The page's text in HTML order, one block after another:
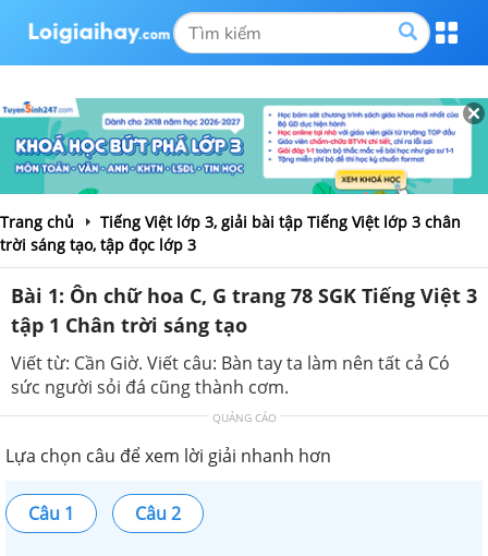
Trang chủ
Tiếng Việt lớp 3, giải bài tập Tiếng Việt lớp 3 chân
trời sáng tạo, tập đọc lớp 3
Bài 1: Ôn chữ hoa C, G trang 78 SGK Tiếng Việt 3
tập 1 Chân trời sáng tạo
Viết từ: Cần Giờ. Viết câu: Bàn tay ta làm nên tất cả Có
sức người sỏi đá cũng thành cơm.
QUẢNG CÁO
Lựa chọn câu để xem lời giải nhanh hơn
Câu 1 Câu 2